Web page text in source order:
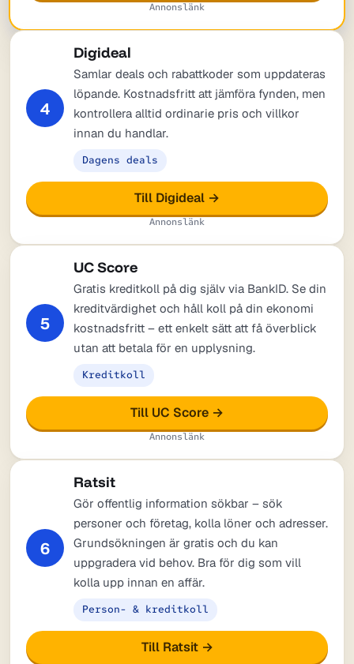
Annonslänk
4
Digideal
Samlar deals och rabattkoder som uppdateras
löpande. Kostnadsfritt att jämföra fynden, men
kontrollera alltid ordinarie pris och villkor
innan du handlar.
Dagens deals
Till Digideal →
Annonslänk
5
UC Score
Gratis kreditkoll på dig själv via BankID. Se din
kreditvärdighet och håll koll på din ekonomi
kostnadsfritt – ett enkelt sätt att få överblick
utan att betala för en upplysning.
Kreditkoll
Till UC Score →
Annonslänk
6
Ratsit
Gör offentlig information sökbar – sök
personer och företag, kolla löner och adresser.
Grundsökningen är gratis och du kan
uppgradera vid behov. Bra för dig som vill
kolla upp innan en affär.
Person- & kreditkoll
Till Ratsit →